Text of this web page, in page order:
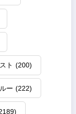
ト (200)
ー (222)